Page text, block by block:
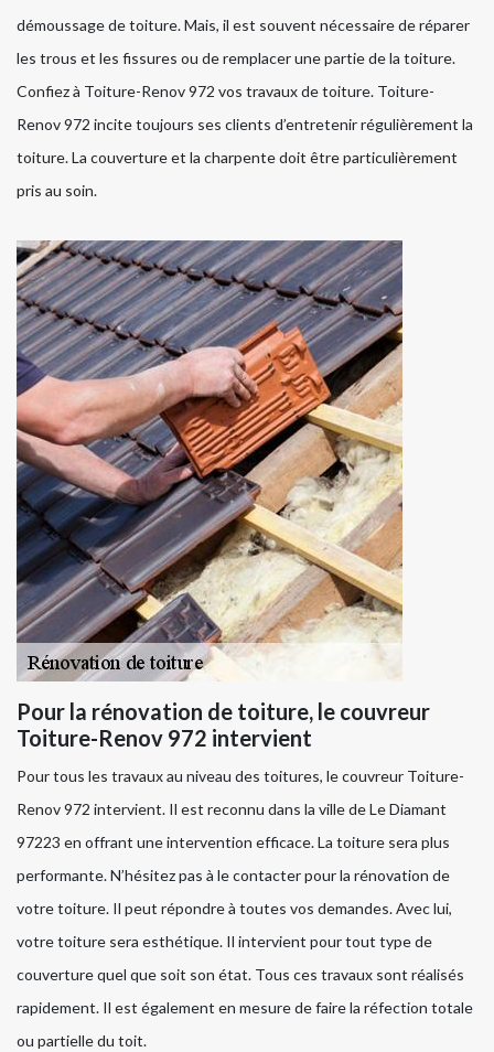
démoussage de toiture. Mais, il est souvent nécessaire de réparer
les trous et les fissures ou de remplacer une partie de la toiture.
Confiez à Toiture-Renov 972 vos travaux de toiture. Toiture-
Renov 972 incite toujours ses clients d’entretenir régulièrement la
toiture. La couverture et la charpente doit être particulièrement
pris au soin.
Pour la rénovation de toiture, le couvreur
Toiture-Renov 972 intervient
Pour tous les travaux au niveau des toitures, le couvreur Toiture-
Renov 972 intervient. Il est reconnu dans la ville de Le Diamant
97223 en offrant une intervention efficace. La toiture sera plus
performante. N’hésitez pas à le contacter pour la rénovation de
votre toiture. Il peut répondre à toutes vos demandes. Avec lui,
votre toiture sera esthétique. Il intervient pour tout type de
couverture quel que soit son état. Tous ces travaux sont réalisés
rapidement. Il est également en mesure de faire la réfection totale
ou partielle du toit.